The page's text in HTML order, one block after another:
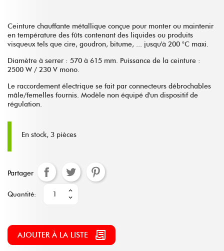
Ceinture chauffante métallique conçue pour monter ou maintenir
en température des fûts contenant des liquides ou produits
visqueux tels que cire, goudron, bitume, ... jusqu'à 200 °C maxi.
Diamètre à serrer : 570 à 615 mm. Puissance de la ceinture :
2500 W / 230 V mono.
Le raccordement électrique se fait par connecteurs débrochables
mâle/femelles fournis. Modèle non équipé d'un dispositif de
régulation.
En stock, 3 pièces
Partager
Quantité:
AJOUTER À LA LISTE